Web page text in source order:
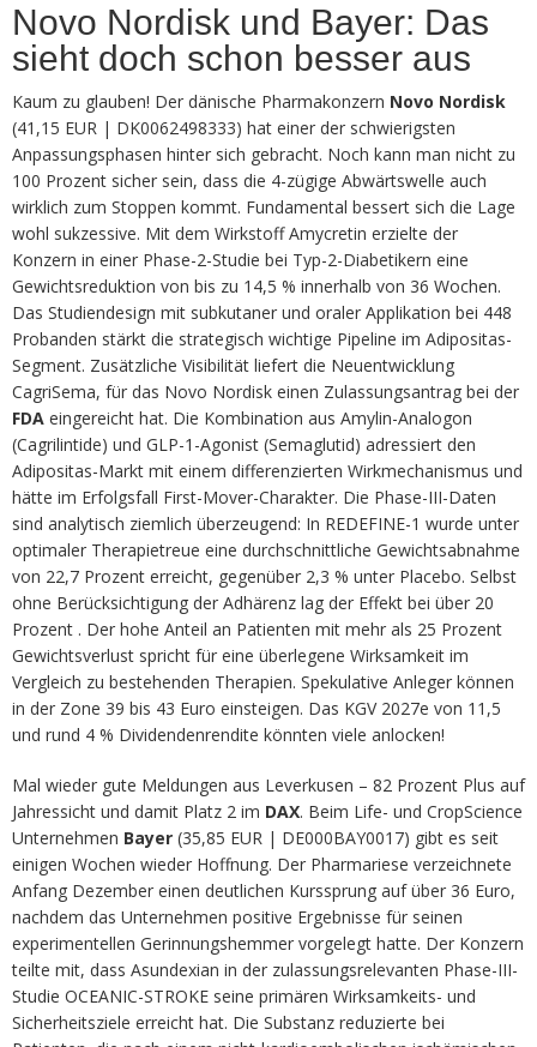
Novo Nordisk und Bayer: Das
sieht doch schon besser aus
Kaum zu glauben! Der dänische Pharmakonzern Novo Nordisk
(41,15 EUR | DK0062498333) hat einer der schwierigsten
Anpassungsphasen hinter sich gebracht. Noch kann man nicht zu
100 Prozent sicher sein, dass die 4-zügige Abwärtswelle auch
wirklich zum Stoppen kommt. Fundamental bessert sich die Lage
wohl sukzessive. Mit dem Wirkstoff Amycretin erzielte der
Konzern in einer Phase-2-Studie bei Typ-2-Diabetikern eine
Gewichtsreduktion von bis zu 14,5 % innerhalb von 36 Wochen.
Das Studiendesign mit subkutaner und oraler Applikation bei 448
Probanden stärkt die strategisch wichtige Pipeline im Adipositas-
Segment. Zusätzliche Visibilität liefert die Neuentwicklung
CagriSema, für das Novo Nordisk einen Zulassungsantrag bei der
FDA eingereicht hat. Die Kombination aus Amylin-Analogon
(Cagrilintide) und GLP-1-Agonist (Semaglutid) adressiert den
Adipositas-Markt mit einem differenzierten Wirkmechanismus und
hätte im Erfolgsfall First-Mover-Charakter. Die Phase-III-Daten
sind analytisch ziemlich überzeugend: In REDEFINE-1 wurde unter
optimaler Therapietreue eine durchschnittliche Gewichtsabnahme
von 22,7 Prozent erreicht, gegenüber 2,3 % unter Placebo. Selbst
ohne Berücksichtigung der Adhärenz lag der Effekt bei über 20
Prozent . Der hohe Anteil an Patienten mit mehr als 25 Prozent
Gewichtsverlust spricht für eine überlegene Wirksamkeit im
Vergleich zu bestehenden Therapien. Spekulative Anleger können
in der Zone 39 bis 43 Euro einsteigen. Das KGV 2027e von 11,5
und rund 4 % Dividendenrendite könnten viele anlocken!
Mal wieder gute Meldungen aus Leverkusen – 82 Prozent Plus auf
Jahressicht und damit Platz 2 im DAX. Beim Life- und CropScience
Unternehmen Bayer (35,85 EUR | DE000BAY0017) gibt es seit
einigen Wochen wieder Hoffnung. Der Pharmariese verzeichnete
Anfang Dezember einen deutlichen Kurssprung auf über 36 Euro,
nachdem das Unternehmen positive Ergebnisse für seinen
experimentellen Gerinnungshemmer vorgelegt hatte. Der Konzern
teilte mit, dass Asundexian in der zulassungsrelevanten Phase-III-
Studie OCEANIC-STROKE seine primären Wirksamkeits- und
Sicherheitsziele erreicht hat. Die Substanz reduzierte bei